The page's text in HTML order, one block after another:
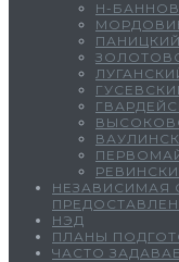
Н-
НЕЗАВИСИМАЯ
НЭД
ПЛАНЫ
ЧАСТО